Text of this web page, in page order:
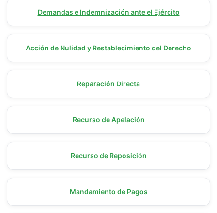
Demandas e Indemnización ante el Ejército
Acción de Nulidad y Restablecimiento del Derecho
Reparación Directa
Recurso de Apelación
Recurso de Reposición
Mandamiento de Pagos